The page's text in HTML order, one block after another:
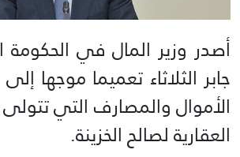
أصدر وزير المال في الحكومة
جابر الثلاثاء تعميما موجها
الأموال والمصارف التي
العقارية لصالح الخزينة.